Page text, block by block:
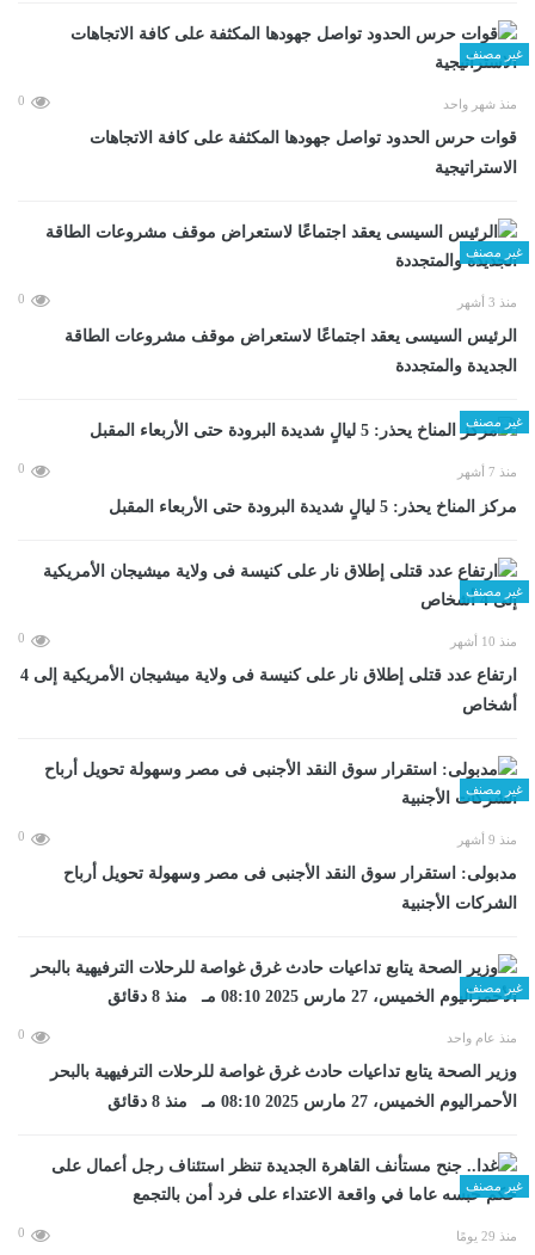
غير مصنف
منذ شهر واحد 0
قوات حرس الحدود تواصل جهودها المكثفة على كافة الاتجاهات
الاستراتيجية
غير مصنف
منذ 3 أشهر 0
الرئيس السيسى يعقد اجتماعًا لاستعراض موقف مشروعات الطاقة
الجديدة والمتجددة
غير مصنف
منذ 7 أشهر 0
مركز المناخ يحذر: 5 ليالٍ شديدة البرودة حتى الأربعاء المقبل
غير مصنف
منذ 10 أشهر 0
ارتفاع عدد قتلى إطلاق نار على كنيسة فى ولاية ميشيجان الأمريكية إلى 4
أشخاص
غير مصنف
منذ 9 أشهر 0
مدبولى: استقرار سوق النقد الأجنبى فى مصر وسهولة تحويل أرباح
الشركات الأجنبية
غير مصنف
منذ عام واحد 0
وزير الصحة يتابع تداعيات حادث غرق غواصة للرحلات الترفيهية بالبحر
الأحمراليوم الخميس، 27 مارس 2025 08:10 مـ منذ 8 دقائق
غير مصنف
منذ 29 يومًا 0